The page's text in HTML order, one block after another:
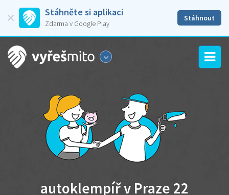
Stáhněte si aplikaci
Zdarma v Google Play
Stáhnout
autoklempíř v Praze 22